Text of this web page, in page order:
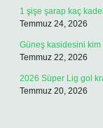
1 şişe şarap kaç
Temmuz 24, 2026
Güneş kasidesini kim
Temmuz 22, 2026
2026 Süper Lig gol
Temmuz 20, 2026